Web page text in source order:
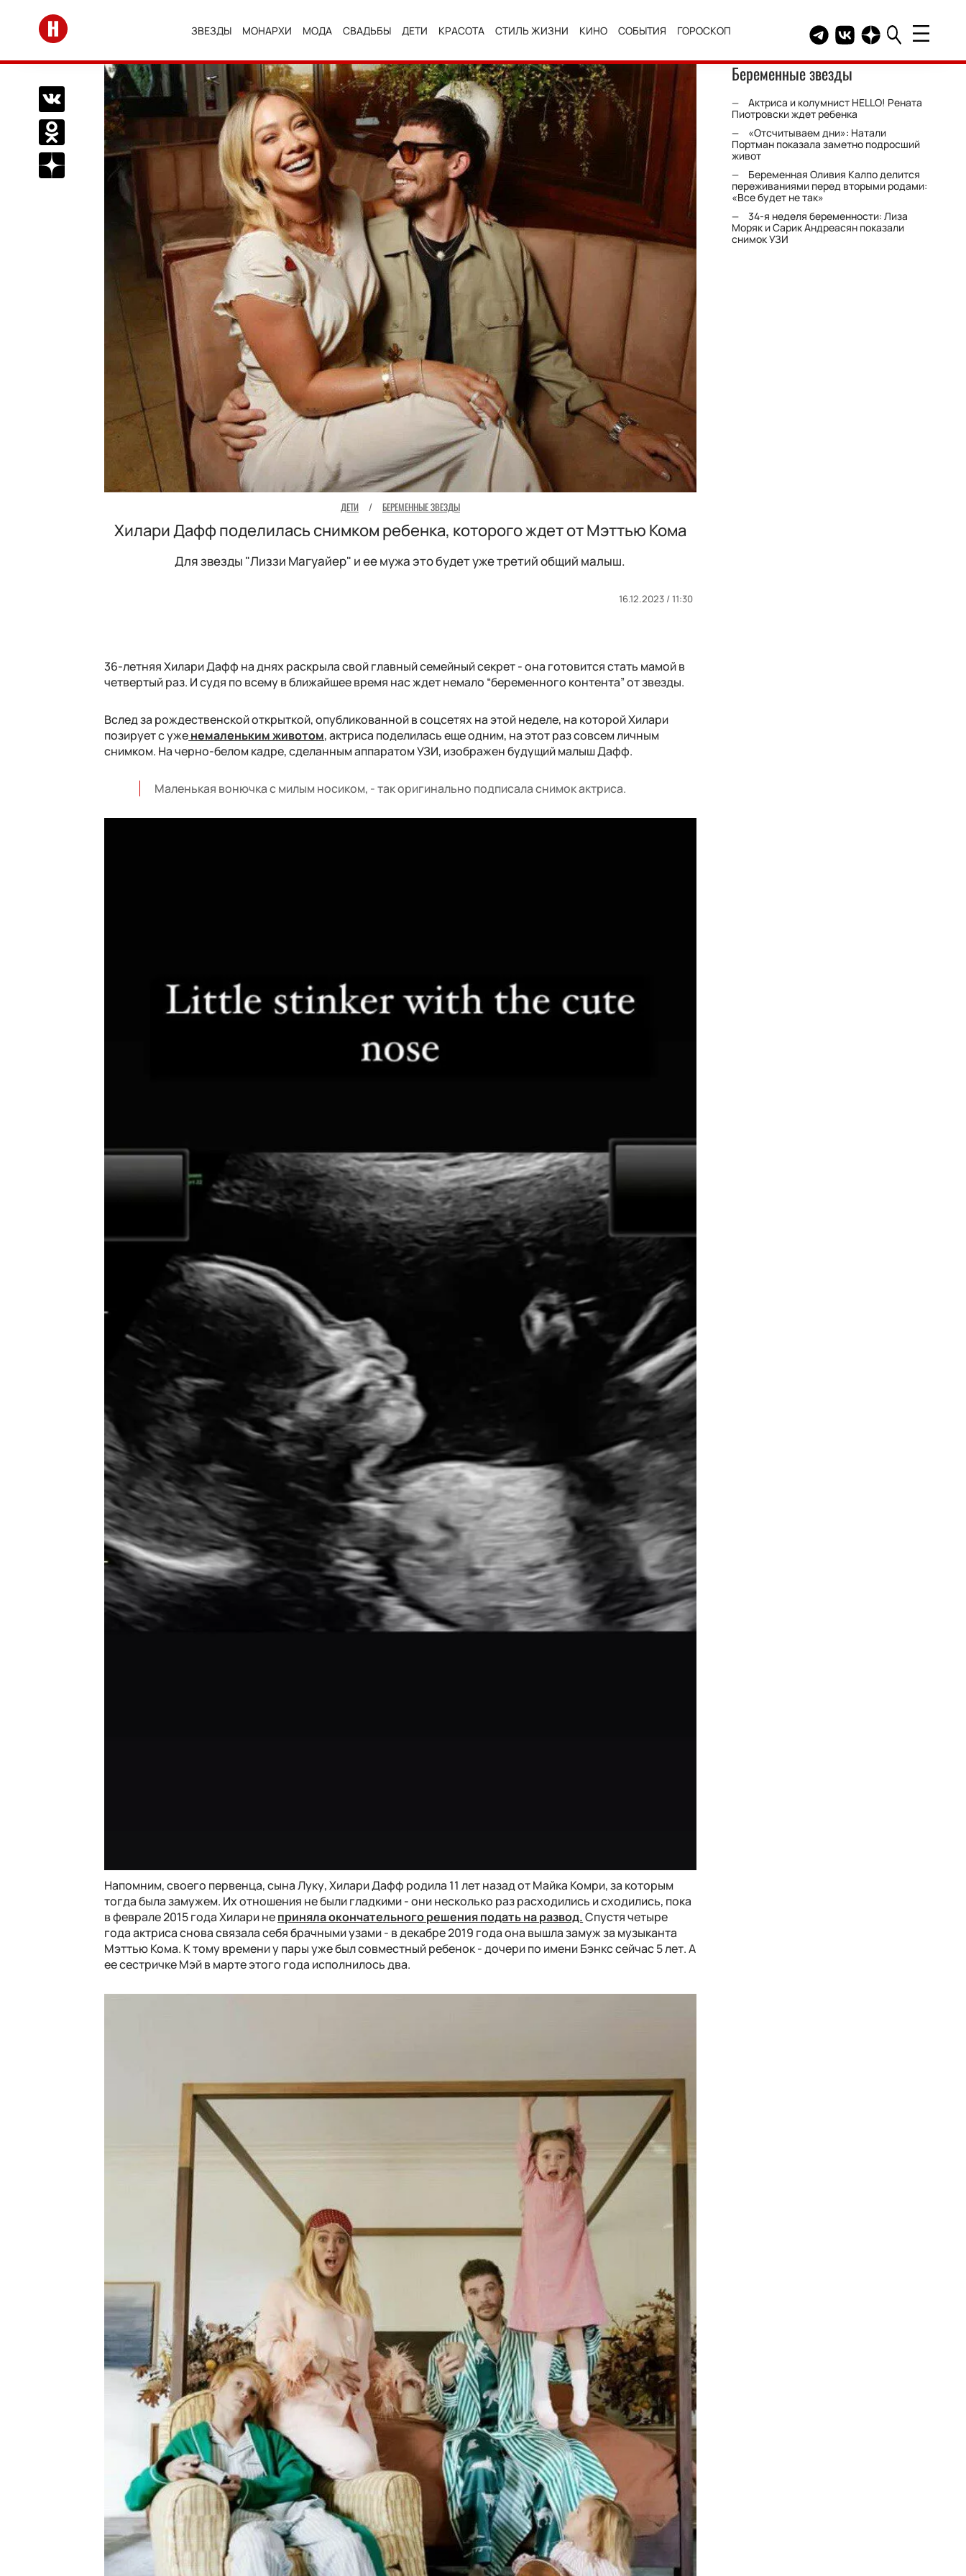
Перейти на главную
ЗВЕЗДЫ МОНАРХИ МОДА СВАДЬБЫ ДЕТИ КРАСОТА СТИЛЬ ЖИЗНИ КИНО СОБЫТИЯ ГОРОСКОП Telegram канал HELLO
Группа HELLO
Канал HELLO в
Поделиться Вконтакте
Поделиться в Одноклассниках
Подписаться на нас в Дзен
ДЕТИ / БЕРЕМЕННЫЕ ЗВЕЗДЫ
Хилари Дафф поделилась снимком ребенка, которого ждет от Мэттью Кома
Для звезды "Лиззи Магуайер" и ее мужа это будет уже третий общий малыш.
16.12.2023 / 11:30
36-летняя Хилари Дафф на днях раскрыла свой главный семейный секрет - она готовится стать мамой в
четвертый раз. И судя по всему в ближайшее время нас ждет немало “беременного контента” от звезды.
Вслед за рождественской открыткой, опубликованной в соцсетях на этой неделе, на которой Хилари
позирует с уженемаленьким животом, актриса поделилась еще одним, на этот раз совсем личным
снимком. На черно-белом кадре, сделанным аппаратом УЗИ, изображен будущий малыш Дафф.
Маленькая вонючка с милым носиком, - так оригинально подписала снимок актриса.
Напомним, своего первенца, сына Луку, Хилари Дафф родила 11 лет назад от Майка Комри, за которым
тогда была замужем. Их отношения не были гладкими - они несколько раз расходились и сходились, пока
в феврале 2015 года Хилари неприняла окончательного решения подать на развод.Спустя четыре
года актриса снова связала себя брачными узами - в декабре 2019 года она вышла замуж за музыканта
Мэттью Кома. К тому времени у пары уже был совместный ребенок - дочери по имени Бэнкс сейчас 5 лет. А
ее сестричке Мэй в марте этого года исполнилось два.
Беременные звезды
Актриса и колумнист HELLO! Рената
Пиотровски ждет ребенка
«Отсчитываем дни»: Натали
Портман показала заметно подросший
живот
Беременная Оливия Калпо делится
переживаниями перед вторыми родами:
«Все будет не так»
34-я неделя беременности: Лиза
Моряк и Сарик Андреасян показали
снимок УЗИ